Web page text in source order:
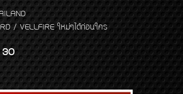
/ VELLFIRE ใหม่ๆได้ก่อนใคร
30